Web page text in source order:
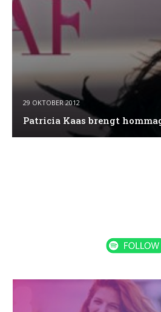
29 OKTOBER 2012
Patricia Kaas brengt